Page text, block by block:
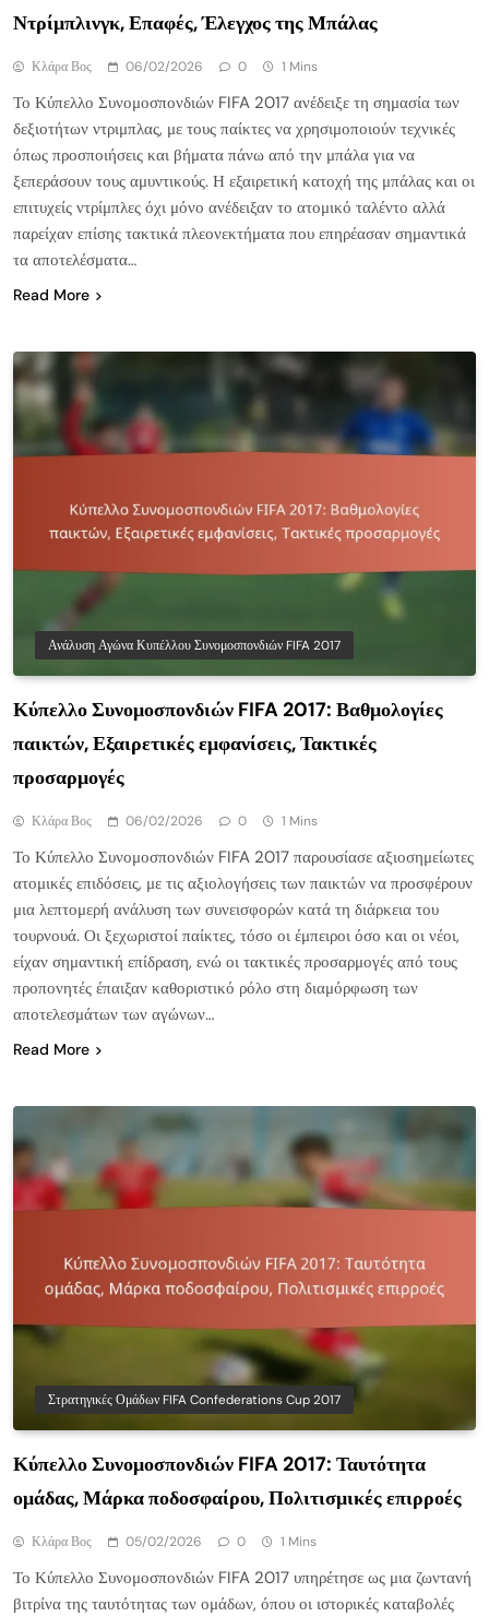
Ντρίμπλινγκ, Επαφές, Έλεγχος της Μπάλας
Κλάρα Βος 06/02/2026 0 1 Mins
Το Κύπελλο Συνομοσπονδιών FIFA 2017 ανέδειξε τη σημασία των
δεξιοτήτων ντριμπλας, με τους παίκτες να χρησιμοποιούν τεχνικές
όπως προσποιήσεις και βήματα πάνω από την μπάλα για να
ξεπεράσουν τους αμυντικούς. Η εξαιρετική κατοχή της μπάλας και οι
επιτυχείς ντρίμπλες όχι μόνο ανέδειξαν το ατομικό ταλέντο αλλά
παρείχαν επίσης τακτικά πλεονεκτήματα που επηρέασαν σημαντικά
τα αποτελέσματα…
Read More
Ανάλυση Αγώνα Κυπέλλου Συνομοσπονδιών FIFA 2017
Κύπελλο Συνομοσπονδιών FIFA 2017: Βαθμολογίες
παικτών, Εξαιρετικές εμφανίσεις, Τακτικές
προσαρμογές
Κλάρα Βος 06/02/2026 0 1 Mins
Το Κύπελλο Συνομοσπονδιών FIFA 2017 παρουσίασε αξιοσημείωτες
ατομικές επιδόσεις, με τις αξιολογήσεις των παικτών να προσφέρουν
μια λεπτομερή ανάλυση των συνεισφορών κατά τη διάρκεια του
τουρνουά. Οι ξεχωριστοί παίκτες, τόσο οι έμπειροι όσο και οι νέοι,
είχαν σημαντική επίδραση, ενώ οι τακτικές προσαρμογές από τους
προπονητές έπαιξαν καθοριστικό ρόλο στη διαμόρφωση των
αποτελεσμάτων των αγώνων…
Read More
Στρατηγικές Ομάδων FIFA Confederations Cup 2017
Κύπελλο Συνομοσπονδιών FIFA 2017: Ταυτότητα
ομάδας, Μάρκα ποδοσφαίρου, Πολιτισμικές επιρροές
Κλάρα Βος 05/02/2026 0 1 Mins
Το Κύπελλο Συνομοσπονδιών FIFA 2017 υπηρέτησε ως μια ζωντανή
βιτρίνα της ταυτότητας των ομάδων, όπου οι ιστορικές καταβολές